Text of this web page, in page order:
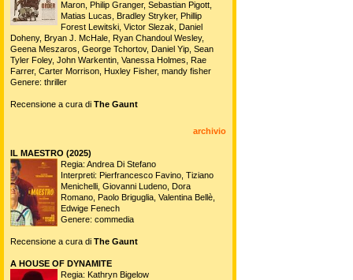
Maron, Philip Granger, Sebastian Pigott,
Matias Lucas, Bradley Stryker, Phillip
Forest Lewitski, Victor Slezak, Daniel
Doheny, Bryan J. McHale, Ryan Chandoul Wesley,
Geena Meszaros, George Tchortov, Daniel Yip, Sean
Tyler Foley, John Warkentin, Vanessa Holmes, Rae
Farrer, Carter Morrison, Huxley Fisher, mandy fisher
Genere: thriller
Recensione a cura di The Gaunt
archivio
IL MAESTRO (2025)
Regia: Andrea Di Stefano
Interpreti: Pierfrancesco Favino, Tiziano
Menichelli, Giovanni Ludeno, Dora
Romano, Paolo Briguglia, Valentina Bellè,
Edwige Fenech
Genere: commedia
Recensione a cura di The Gaunt
A HOUSE OF DYNAMITE
Regia: Kathryn Bigelow